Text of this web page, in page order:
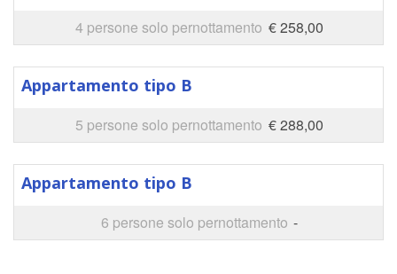
4 persone solo pernottamento € 258,00
Appartamento tipo B
5 persone solo pernottamento € 288,00
Appartamento tipo B
6 persone solo pernottamento -